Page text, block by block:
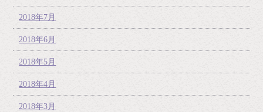
2018年7月
2018年6月
2018年5月
2018年4月
2018年3月